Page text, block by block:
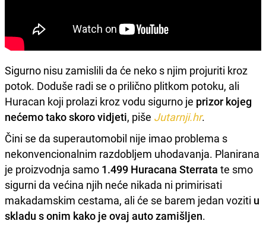
Sigurno nisu zamislili da će neko s njim projuriti kroz
potok. Doduše radi se o prilično plitkom potoku, ali
Huracan koji prolazi kroz vodu sigurno je prizor kojeg
nećemo tako skoro vidjeti, piše Jutarnji.hr.
Čini se da superautomobil nije imao problema s
nekonvencionalnim razdobljem uhodavanja. Planirana
je proizvodnja samo 1.499 Huracana Sterrata te smo
sigurni da većina njih neće nikada ni primirisati
makadamskim cestama, ali će se barem jedan voziti u
skladu s onim kako je ovaj auto zamišljen.